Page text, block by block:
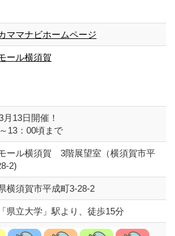
ママナビホームページ
ール横須賀
月13日開催！
13：00頃まで
ール横須賀 3階展望室（横須賀市平
2)
横須賀市平成町3-28-2
県立大学」駅より、徒歩15分